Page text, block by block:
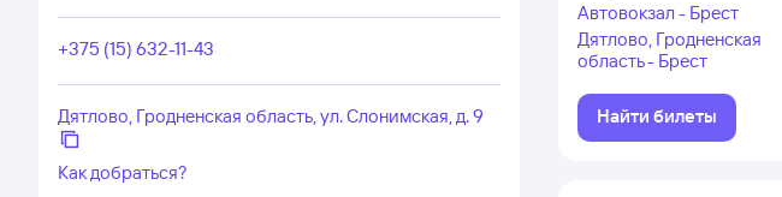
+375 (15) 632-11-43
Дятлово, Гродненская область, ул. Слонимская, д. 9
Как добраться?
Автовокзал - Брест
Дятлово, Гродненская
область - Брест
Найти билеты